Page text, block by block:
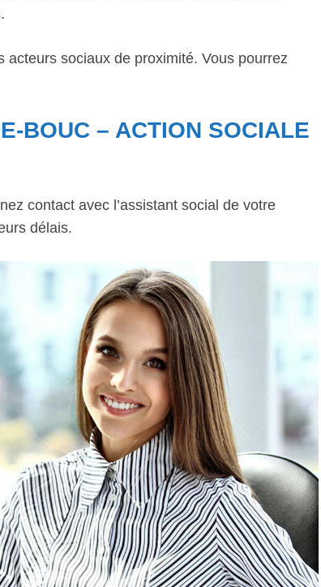
sociaux de proximité. Vous pourrez
BOUC – ACTION SOCIALE
contact avec l’assistant social de votre
délais.